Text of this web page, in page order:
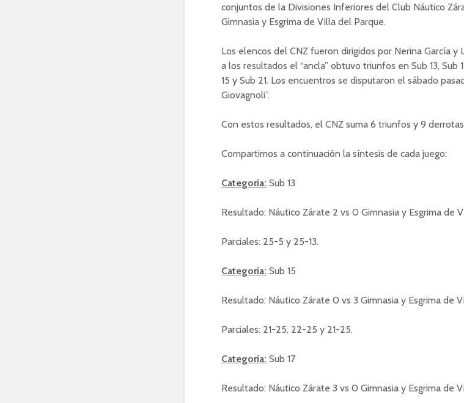
conjuntos de la Divisiones Inferiores del Club Náutico
Gimnasia y Esgrima de Villa del Parque.
Los elencos del CNZ fueron dirigidos por Nerina García y
a los resultados el “ancla” obtuvo triunfos en Sub 13, Sub
15 y Sub 21. Los encuentros se disputaron el sábado
Giovagnoli”.
Con estos resultados, el CNZ suma 6 triunfos y 9
Compartimos a continuación la síntesis de cada juego:
Categoría: Sub 13
Resultado: Náutico Zárate 2 vs 0 Gimnasia y Esgrima de
Parciales: 25-5 y 25-13.
Categoría: Sub 15
Resultado: Náutico Zárate 0 vs 3 Gimnasia y Esgrima de
Parciales: 21-25, 22-25 y 21-25.
Categoría: Sub 17
Resultado: Náutico Zárate 3 vs 0 Gimnasia y Esgrima de